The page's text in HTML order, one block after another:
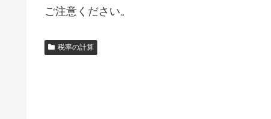
ご注意ください。
税率の計算